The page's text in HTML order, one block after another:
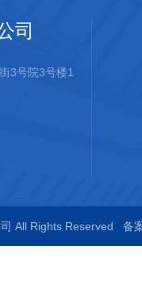
司
3号院3号楼1
All Rights Reserved 备